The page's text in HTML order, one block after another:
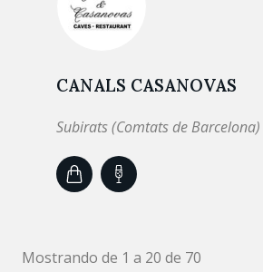
CANALS CASANOVAS
Subirats (Comtats de Barcelona)
Mostrando de 1 a 20 de 70